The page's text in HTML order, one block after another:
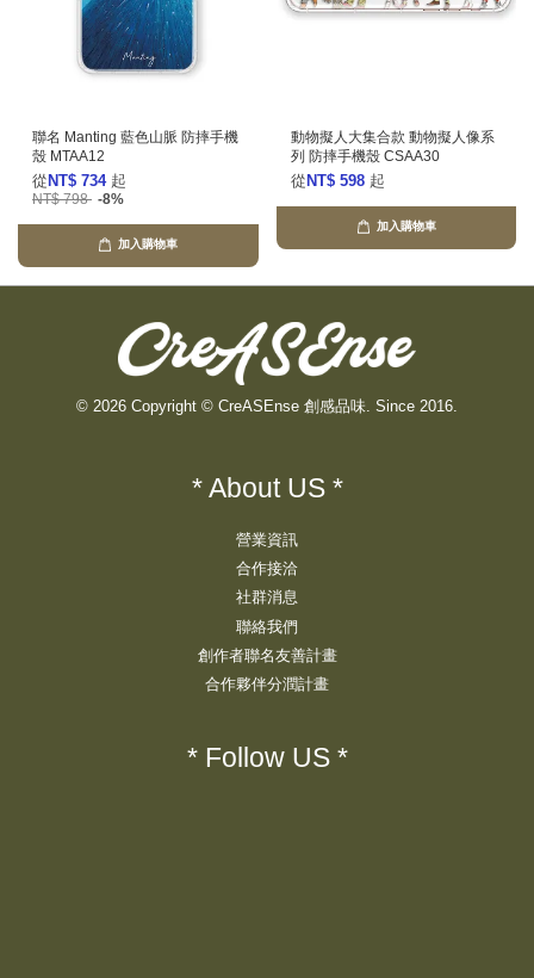
聯名 Manting 藍色山脈 防摔手機
殼 MTAA12
從 NT$ 734 起
NT$ 798 -8%
加入購物車
動物擬人大集合款 動物擬人像系
列 防摔手機殼 CSAA30
從 NT$ 598 起
加入購物車
© 2026 Copyright © CreASEnse 創感品味. Since 2016.
* About US *
營業資訊
合作接洽
社群消息
聯絡我們
創作者聯名友善計畫
合作夥伴分潤計畫
* Follow US *